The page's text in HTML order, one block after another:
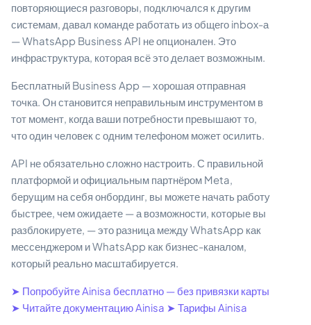
повторяющиеся разговоры, подключался к другим
системам, давал команде работать из общего inbox-а
— WhatsApp Business API не опционален. Это
инфраструктура, которая всё это делает возможным.
Бесплатный Business App — хорошая отправная
точка. Он становится неправильным инструментом в
тот момент, когда ваши потребности превышают то,
что один человек с одним телефоном может осилить.
API не обязательно сложно настроить. С правильной
платформой и официальным партнёром Meta,
берущим на себя онбординг, вы можете начать работу
быстрее, чем ожидаете — а возможности, которые вы
разблокируете, — это разница между WhatsApp как
мессенджером и WhatsApp как бизнес-каналом,
который реально масштабируется.
➤ Попробуйте Ainisa бесплатно — без привязки карты
➤ Читайте документацию Ainisa ➤ Тарифы Ainisa